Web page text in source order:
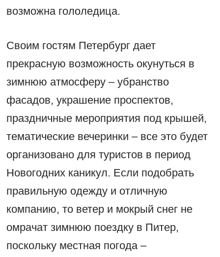
возможна гололедица.
Своим гостям Петербург дает
прекрасную возможность окунуться в
зимнюю атмосферу – убранство
фасадов, украшение проспектов,
праздничные мероприятия под крышей,
тематические вечеринки – все это будет
организовано для туристов в период
Новогодних каникул. Если подобрать
правильную одежду и отличную
компанию, то ветер и мокрый снег не
омрачат зимнюю поездку в Питер,
поскольку местная погода –